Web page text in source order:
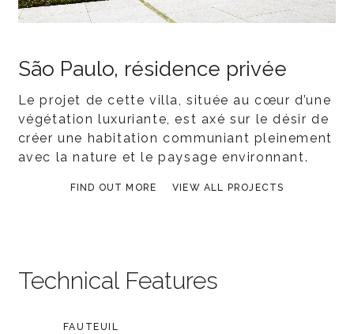
São Paulo, résidence privée
Le projet de cette villa, située au cœur d’une
végétation luxuriante, est axé sur le désir de
créer une habitation communiant pleinement
avec la nature et le paysage environnant.
FIND OUT MORE VIEW ALL PROJECTS
Technical Features
FAUTEUIL